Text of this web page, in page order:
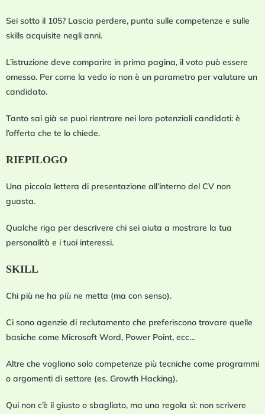
Sei sotto il 105? Lascia perdere, punta sulle competenze e sulle
skills acquisite negli anni.
L’istruzione deve comparire in prima pagina, il voto può essere
omesso. Per come la vedo io non è un parametro per valutare un
candidato.
Tanto sai già se puoi rientrare nei loro potenziali candidati: è
l’offerta che te lo chiede.
RIEPILOGO
Una piccola lettera di presentazione all’interno del CV non
guasta.
Qualche riga per descrivere chi sei aiuta a mostrare la tua
personalità e i tuoi interessi.
SKILL
Chi più ne ha più ne metta (ma con senso).
Ci sono agenzie di reclutamento che preferiscono trovare quelle
basiche come Microsoft Word, Power Point, ecc…
Altre che vogliono solo competenze più tecniche come programmi
o argomenti di settore (es. Growth Hacking).
Qui non c’è il giusto o sbagliato, ma una regola sì: non scrivere